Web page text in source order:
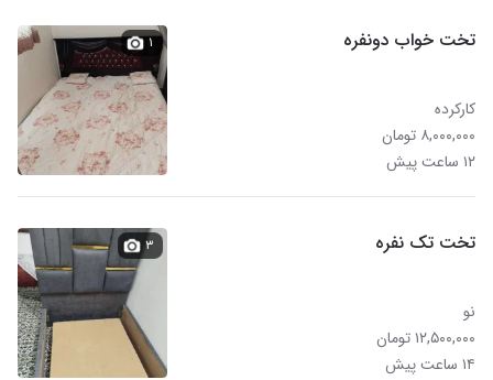
تخت خواب دونفره
کارکرده
۸,۰۰۰,۰۰۰ تومان
۱۲ ساعت پیش
۱
تخت تک نفره
نو
۱۲,۵۰۰,۰۰۰ تومان
۱۴ ساعت پیش
۳